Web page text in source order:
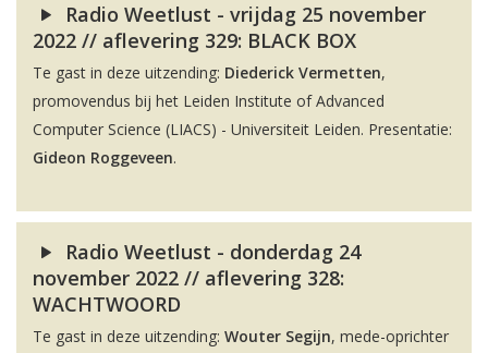
Radio Weetlust - vrijdag 25 november
2022 // aflevering 329: BLACK BOX
Te gast in deze uitzending: Diederick Vermetten,
promovendus bij het Leiden Institute of Advanced
Computer Science (LIACS) - Universiteit Leiden. Presentatie:
Gideon Roggeveen.
Radio Weetlust - donderdag 24
november 2022 // aflevering 328:
WACHTWOORD
Te gast in deze uitzending: Wouter Segijn, mede-oprichter